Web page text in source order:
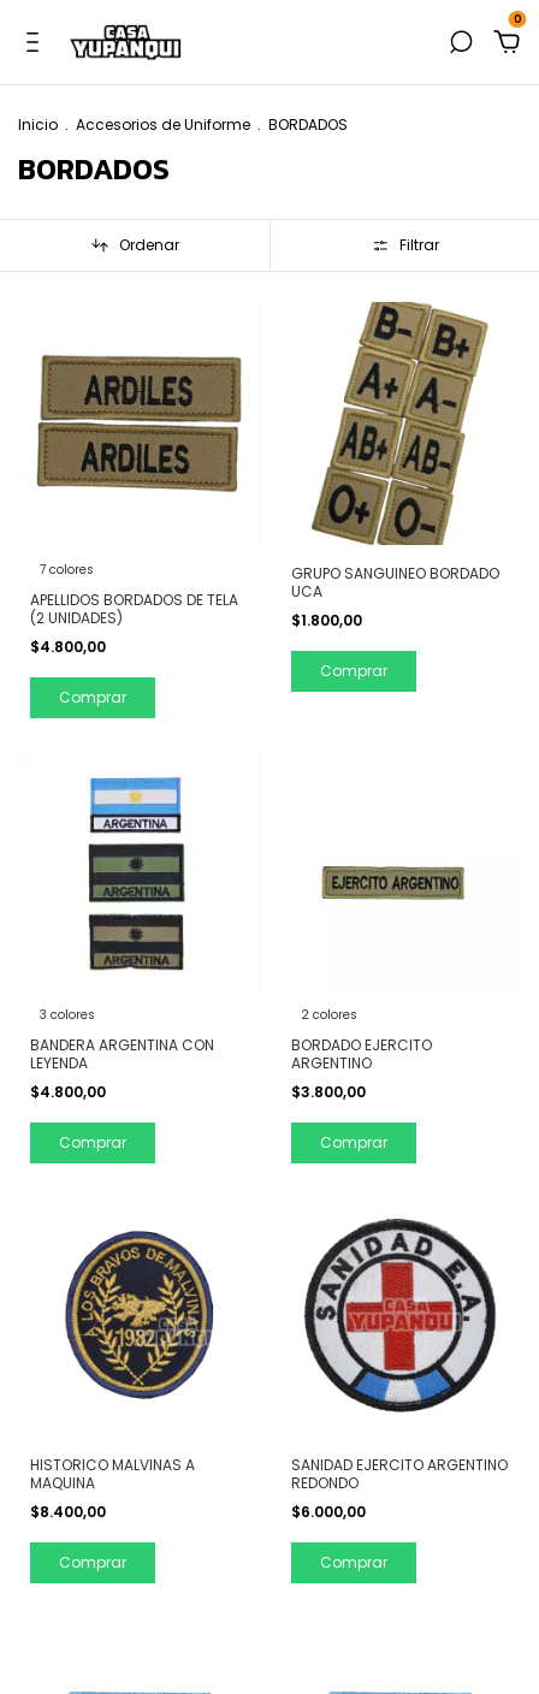
0
Inicio . Accesorios de Uniforme . BORDADOS
BORDADOS
Ordenar Filtrar
7 colores
APELLIDOS BORDADOS DE TELA
(2 UNIDADES)
$4.800,00
Comprar
GRUPO SANGUINEO BORDADO
UCA
$1.800,00
Comprar
3 colores
BANDERA ARGENTINA CON
LEYENDA
$4.800,00
Comprar
2 colores
BORDADO EJERCITO
ARGENTINO
$3.800,00
Comprar
HISTORICO MALVINAS A
MAQUINA
$8.400,00
Comprar
SANIDAD EJERCITO ARGENTINO
REDONDO
$6.000,00
Comprar